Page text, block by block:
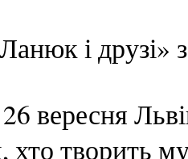
і друзі»
вересня
хто творить